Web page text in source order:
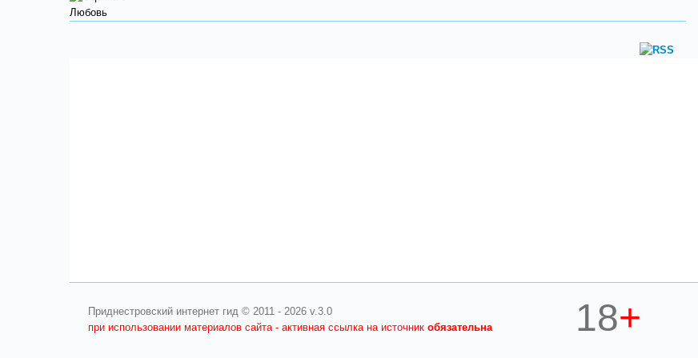
Любовь
Приднестровский интернет гид © 2011 - 2026 v.3.0
при использовании материалов сайта - активная ссылка на источникобязательна 18+